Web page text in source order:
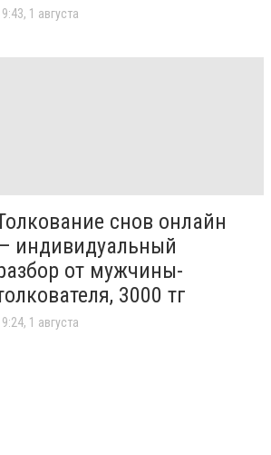
1 августа
снов онлайн
индивидуальный
от мужчины-
3000 тг
1 августа